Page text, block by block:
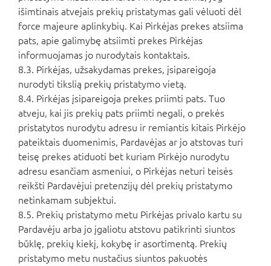
išimtinais atvejais prekių pristatymas gali vėluoti dėl
force majeure aplinkybių. Kai Pirkėjas prekes atsiima
pats, apie galimybę atsiimti prekes Pirkėjas
informuojamas jo nurodytais kontaktais.
8.3. Pirkėjas, užsakydamas prekes, įsipareigoja
nurodyti tikslią prekių pristatymo vietą.
8.4. Pirkėjas įsipareigoja prekes priimti pats. Tuo
atveju, kai jis prekių pats priimti negali, o prekės
pristatytos nurodytu adresu ir remiantis kitais Pirkėjo
pateiktais duomenimis, Pardavėjas ar jo atstovas turi
teisę prekes atiduoti bet kuriam Pirkėjo nurodytu
adresu esančiam asmeniui, o Pirkėjas neturi teisės
reikšti Pardavėjui pretenzijų dėl prekių pristatymo
netinkamam subjektui.
8.5. Prekių pristatymo metu Pirkėjas privalo kartu su
Pardavėju arba jo įgaliotu atstovu patikrinti siuntos
būklę, prekių kiekį, kokybę ir asortimentą. Prekių
pristatymo metu nustačius siuntos pakuotės